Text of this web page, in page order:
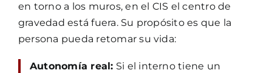
en torno a los muros, en el CIS el centro de
gravedad está fuera. Su propósito es que la
persona pueda retomar su vida:
Autonomía real: Si el interno tiene un